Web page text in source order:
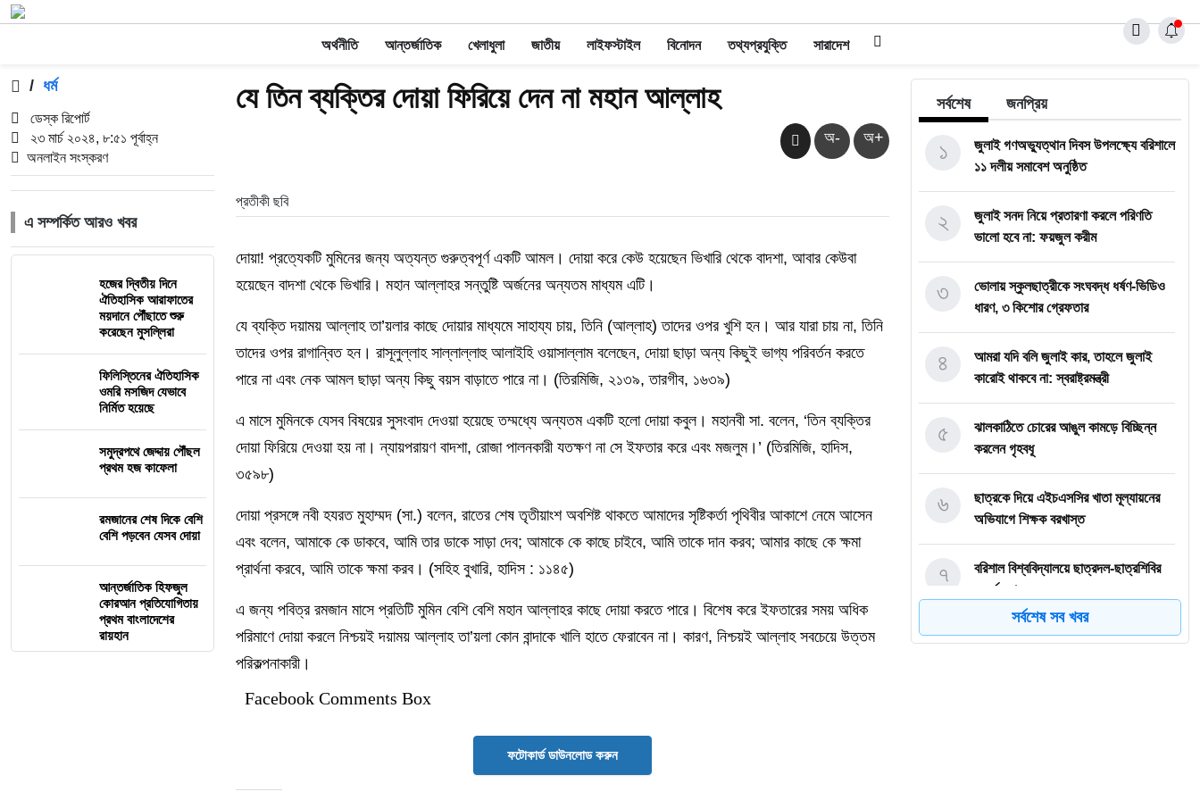
অর্থনীতি আন্তর্জাতিক খেলাধুলা জাতীয় লাইফস্টাইল বিনোদন তথ্যপ্রযুক্তি সারাদেশ
/ ধর্ম
ডেস্ক রিপোর্ট
২৩ মার্চ ২০২৪, ৮:৫১ পূর্বাহ্ন
অনলাইন সংস্করণ
এ সম্পর্কিত আরও খবর
হজের দ্বিতীয় দিনে
ঐতিহাসিক আরাফাতের
ময়দানে পৌঁছাতে শুরু
করেছেন মুসল্লিরা
ফিলিস্তিনের ঐতিহাসিক
ওমরি মসজিদ যেভাবে
নির্মিত হয়েছে
সমুদ্রপথে জেদ্দায় পৌঁছল
প্রথম হজ কাফেলা
রমজানের শেষ দিকে বেশি
বেশি পড়বেন যেসব দোয়া
আন্তর্জাতিক হিফজুল
কোরআন প্রতিযোগিতায়
প্রথম বাংলাদেশের
রায়হান
যে তিন ব্যক্তির দোয়া ফিরিয়ে দেন না মহান আল্লাহ
অ- অ+
প্রতীকী ছবি
দোয়া! প্রত্যেকটি মুমিনের জন্য অত্যন্ত গুরুত্বপূর্ণ একটি আমল। দোয়া করে কেউ হয়েছেন ভিখারি থেকে বাদশা, আবার কেউবা
হয়েছেন বাদশা থেকে ভিখারি। মহান আল্লাহর সন্তুষ্টি অর্জনের অন্যতম মাধ্যম এটি।
যে ব্যক্তি দয়াময় আল্লাহ তা’য়লার কাছে দোয়ার মাধ্যমে সাহায্য চায়, তিনি (আল্লাহ) তাদের ওপর খুশি হন। আর যারা চায় না, তিনি
তাদের ওপর রাগান্বিত হন। রাসূলুল্লাহ সাল্লাল্লাহু আলাইহি ওয়াসাল্লাম বলেছেন, দোয়া ছাড়া অন্য কিছুই ভাগ্য পরিবর্তন করতে
পারে না এবং নেক আমল ছাড়া অন্য কিছু বয়স বাড়াতে পারে না। (তিরমিজি, ২১৩৯, তারগীব, ১৬৩৯)
এ মাসে মুমিনকে যেসব বিষয়ের সুসংবাদ দেওয়া হয়েছে তম্মধ্যে অন্যতম একটি হলো দোয়া কবুল। মহানবী সা. বলেন, ‘তিন ব্যক্তির
দোয়া ফিরিয়ে দেওয়া হয় না। ন্যায়পরায়ণ বাদশা, রোজা পালনকারী যতক্ষণ না সে ইফতার করে এবং মজলুম।’ (তিরমিজি, হাদিস,
৩৫৯৮)
দোয়া প্রসঙ্গে নবী হযরত মুহাম্মদ (সা.) বলেন, রাতের শেষ তৃতীয়াংশ অবশিষ্ট থাকতে আমাদের সৃষ্টিকর্তা পৃথিবীর আকাশে নেমে আসেন
এবং বলেন, আমাকে কে ডাকবে, আমি তার ডাকে সাড়া দেব; আমাকে কে কাছে চাইবে, আমি তাকে দান করব; আমার কাছে কে ক্ষমা
প্রার্থনা করবে, আমি তাকে ক্ষমা করব। (সহিহ বুখারি, হাদিস : ১১৪৫)
এ জন্য পবিত্র রমজান মাসে প্রতিটি মুমিন বেশি বেশি মহান আল্লাহর কাছে দোয়া করতে পারে। বিশেষ করে ইফতারের সময় অধিক
পরিমাণে দোয়া করলে নিশ্চয়ই দয়াময় আল্লাহ তা’য়লা কোন বান্দাকে খালি হাতে ফেরাবেন না। কারণ, নিশ্চয়ই আল্লাহ সবচেয়ে উত্তম
পরিকল্পনাকারী।
Facebook Comments Box
ফটোকার্ড ডাউনলোড করুন
সর্বশেষ জনপ্রিয়
জুলাই গণঅভ্যুত্থান দিবস উপলক্ষ্যে বরিশালে
১১ দলীয় সমাবেশ অনুষ্ঠিত
১
জুলাই সনদ নিয়ে প্রতারণা করলে পরিণতি
ভালো হবে না: ফয়জুল করীম
২
ভোলায় স্কুলছাত্রীকে সংঘবদ্ধ ধর্ষণ-ভিডিও
ধারণ, ৩ কিশোর গ্রেফতার
৩
আমরা যদি বলি জুলাই কার, তাহলে জুলাই
কারোই থাকবে না: স্বরাষ্ট্রমন্ত্রী
৪
ঝালকাঠিতে চোরের আঙুল কামড়ে বিচ্ছিন্ন
করলেন গৃহবধূ
৫
ছাত্রকে দিয়ে এইচএসসির খাতা মূল্যায়নের
অভিযাগে শিক্ষক বরখাস্ত
৬
বরিশাল বিশ্ববিদ্যালয়ে ছাত্রদল-ছাত্রশিবির
সংঘর্ষ, আহত অন্তত ১০
৭
বিএম কলেজে নানা আয়োজনে পালিত হলো
৮
সর্বশেষ সব খবর